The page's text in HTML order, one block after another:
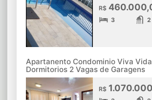
R$
3 2
Apartanento Condominio Viva Vida
Dormitorios 2 Vagas de Garagens
R$